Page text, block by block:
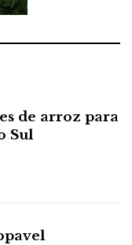
de arroz para
Sul